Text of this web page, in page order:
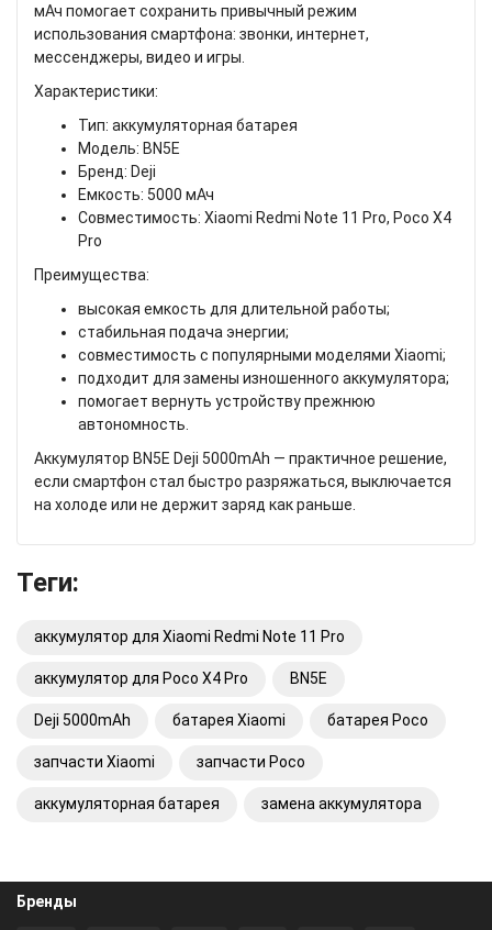
мАч помогает сохранить привычный режим
использования смартфона: звонки, интернет,
мессенджеры, видео и игры.
Характеристики:
Тип: аккумуляторная батарея
Модель: BN5E
Бренд: Deji
Емкость: 5000 мАч
Совместимость: Xiaomi Redmi Note 11 Pro, Poco X4
Pro
Преимущества:
высокая емкость для длительной работы;
стабильная подача энергии;
совместимость с популярными моделями Xiaomi;
подходит для замены изношенного аккумулятора;
помогает вернуть устройству прежнюю
автономность.
Аккумулятор BN5E Deji 5000mAh — практичное решение,
если смартфон стал быстро разряжаться, выключается
на холоде или не держит заряд как раньше.
Теги:
аккумулятор для Xiaomi Redmi Note 11 Pro
аккумулятор для Poco X4 Pro BN5E
Deji 5000mAh батарея Xiaomi батарея Poco
запчасти Xiaomi запчасти Poco
аккумуляторная батарея замена аккумулятора
Бренды